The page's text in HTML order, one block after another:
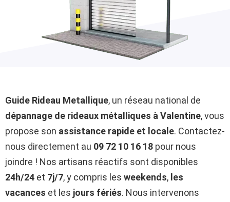
Guide Rideau Metallique, un réseau national de
dépannage de rideaux métalliques à Valentine, vous
propose son assistance rapide et locale. Contactez-
nous directement au 09 72 10 16 18 pour nous
joindre ! Nos artisans réactifs sont disponibles
24h/24 et 7j/7, y compris les weekends, les
vacances et les jours fériés. Nous intervenons